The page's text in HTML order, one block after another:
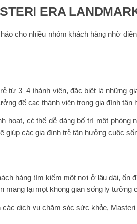
ERA
cho nhiều nhóm khách hàng nhờ
từ 3–4 thành viên, đặc biệt là những
để các thành viên trong gia đình tận
hoạt, có thể dễ dàng bố trí một
các gia đình trẻ tận hưởng cuộc
hàng tìm kiếm một nơi ở lâu dài, ổn
lại một không gian sống lý tưởng
dịch vụ chăm sóc sức khỏe,